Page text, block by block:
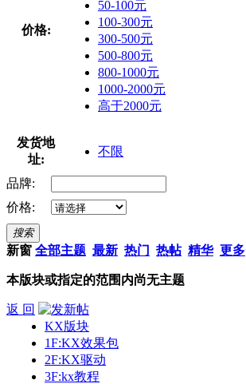
价格:
50-100元
100-300元
300-500元
500-800元
800-1000元
1000-2000元
高于2000元
发货地
址:
不限
品牌:
价格:
搜索
新窗 全部主题 最新 热门 热帖 精华 更多
本版块或指定的范围内尚无主题
返 回
KX版块
1F:KX效果包
2F:KX驱动
3F:kx教程